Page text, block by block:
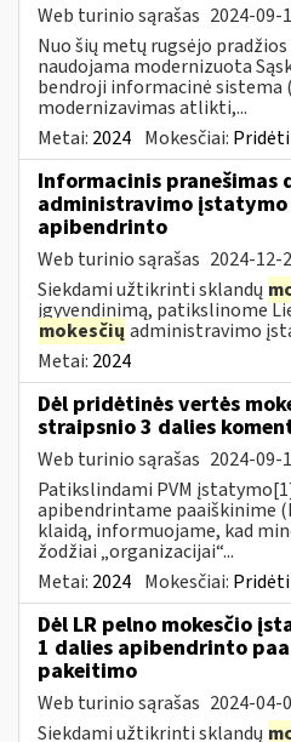
Web turinio sąrašas 2024-09-
Nuo šių metų rugsėjo
naudojama modernizuota
bendroji informacinė sistema
modernizavimas atlikti,...
Metai: 2024 Mokesčiai:
Informacinis pranešimas
administravimo
apibendrinto
Web turinio sąrašas 2024-12-
Siekdami užtikrinti sklandų
įgyvendinimą, patikslinome
mokesčių administravimo
Metai: 2024
Dėl pridėtinės vertės
straipsnio 3 dalies
Web turinio sąrašas 2024-09-
Patikslindami PVM
apibendrintame paaiškinime
klaidą, informuojame, kad
žodžiai „organizacijai“...
Metai: 2024 Mokesčiai:
Dėl LR pelno mokesčio
1 dalies apibendrinto
pakeitimo
Web turinio sąrašas 2024-04-
Siekdami užtikrinti sklandų